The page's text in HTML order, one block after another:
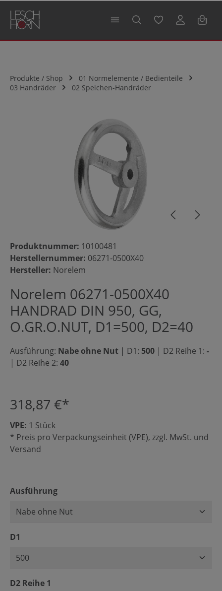
springen
Produkte / Shop
01 Normelemente / Bedienteile
03 Handräder
02 Speichen-Handräder
Bildergalerie überspringen
Produktnummer: 10100481
Herstellernummer: 06271-0500X40
Hersteller: Norelem
Norelem 06271-0500X40
HANDRAD DIN 950, GG,
O.GR.O.NUT, D1=500, D2=40
Ausführung: Nabe ohne Nut | D1: 500 | D2 Reihe 1: -
| D2 Reihe 2: 40
318,87 €*
VPE: 1 Stück
* Preis pro Verpackungseinheit (VPE), zzgl. MwSt. und
Versand
Ausführungauswählen
D1
D2 Reihe 1